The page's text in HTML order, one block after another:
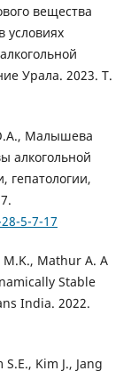
вещества
условиях
Урала. 2023. Т.
Малышева
алкогольной
гепатологии,
5-7-17
Mathur A. A
Stable
India. 2022.
Kim J., Jang